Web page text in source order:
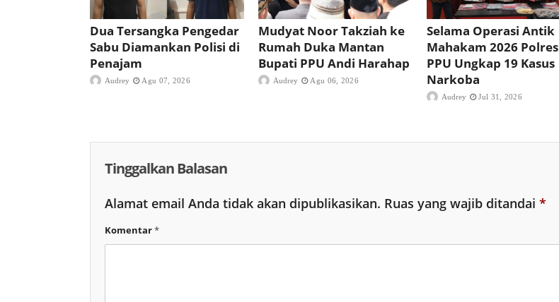
Dua Tersangka Pengedar
Sabu Diamankan Polisi di
Penajam
Audrey Agu 07, 2026
Mudyat Noor Takziah ke
Rumah Duka Mantan
Bupati PPU Andi Harahap
Audrey Agu 06, 2026
Selama Operasi Antik
Mahakam 2026 Polres
PPU Ungkap 19 Kasus
Narkoba
Audrey Jul 31, 2026
Tinggalkan Balasan
Alamat email Anda tidak akan dipublikasikan. Ruas yang wajib ditandai *
Komentar*